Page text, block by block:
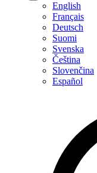
English
Français
Deutsch
Suomi
Svenska
Čeština
Slovenčina
Español